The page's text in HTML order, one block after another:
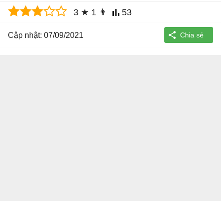
3 ★ 1 👨 53
Cập nhật: 07/09/2021